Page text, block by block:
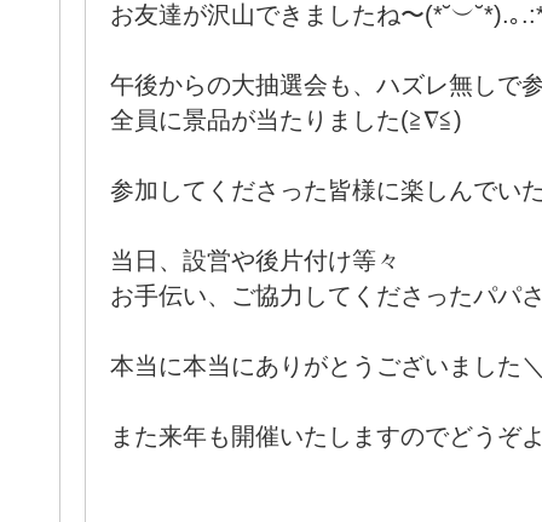
お友達が沢山できましたね〜(*˘︶˘*).｡
午後からの大抽選会も、ハズレ無しで
全員に景品が当たりました(≧∇≦)
参加してくださった皆様に楽しんでい
当日、設営や後片付け等々
お手伝い、ご協力してくださったパパ
本当に本当にありがとうございました
また来年も開催いたしますのでどうぞ